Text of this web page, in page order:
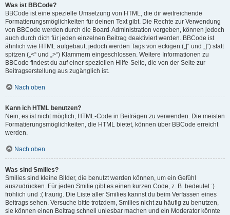
Was ist BBCode?
BBCode ist eine spezielle Umsetzung von HTML, die dir weitreichende
Formatierungsmöglichkeiten für deinen Text gibt. Die Rechte zur Verwendung
von BBCode werden durch die Board-Administration vergeben, können jedoch
auch durch dich für jeden einzelnen Beitrag deaktiviert werden. BBCode ist
ähnlich wie HTML aufgebaut, jedoch werden Tags von eckigen („[“ und „]“) statt
spitzen („<“ und „>“) Klammern eingeschlossen. Weitere Informationen zu
BBCode findest du auf einer speziellen Hilfe-Seite, die von der Seite zur
Beitragserstellung aus zugänglich ist.
Nach oben
Kann ich HTML benutzen?
Nein, es ist nicht möglich, HTML-Code in Beiträgen zu verwenden. Die meisten
Formatierungsmöglichkeiten, die HTML bietet, können über BBCode erreicht
werden.
Nach oben
Was sind Smilies?
Smilies sind kleine Bilder, die benutzt werden können, um ein Gefühl
auszudrücken. Für jeden Smilie gibt es einen kurzen Code, z. B. bedeutet :)
fröhlich und :( traurig. Die Liste aller Smilies kannst du beim Verfassen eines
Beitrags sehen. Versuche bitte trotzdem, Smilies nicht zu häufig zu benutzen,
sie können einen Beitrag schnell unlesbar machen und ein Moderator könnte